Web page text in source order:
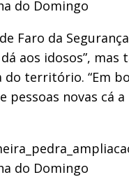
do Domingo
Faro da
aos idosos”,
do território. “Em
pessoas novas
do Domingo